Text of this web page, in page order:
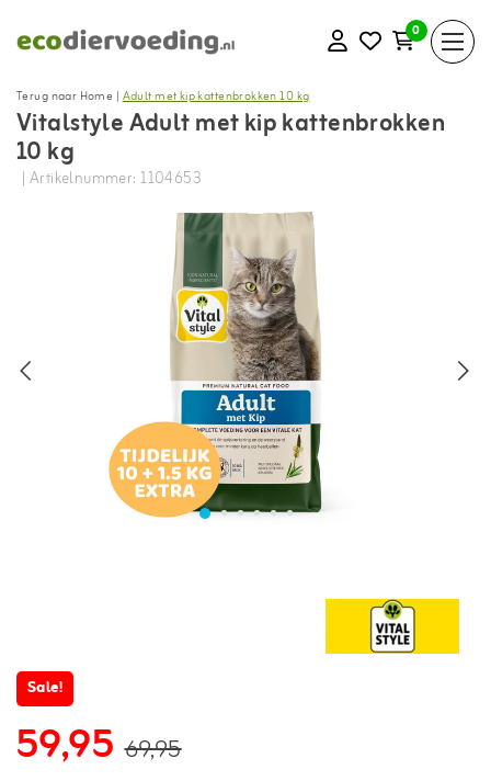
0
Terug naar Home |Adult met kip kattenbrokken 10 kg
Vitalstyle Adult met kip kattenbrokken
10 kg
| Artikelnummer: 1104653
Sale!
59,95 69,95